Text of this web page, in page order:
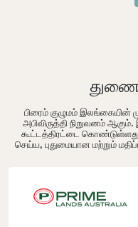
பிரைம் குழுமம்
அபிவிருத்தி நிறுவனம்
கூட்டத்திரட்டை
செய்ய, புதுமையான மற்றும்